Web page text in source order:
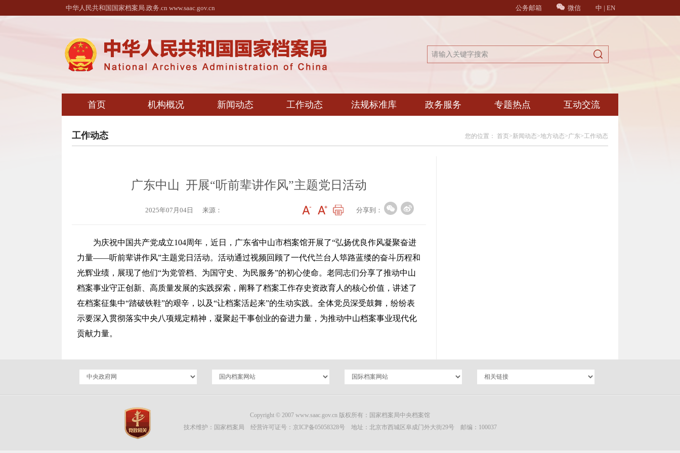
中华人民共和国国家档案局.政务.cn www.saac.gov.cn 公务邮箱 微信 中 | EN
首页 机构概况 新闻动态 工作动态 法规标准库 政务服务 专题热点 互动交流
您的位置： 首页>新闻动态>地方动态>广东>工作动态
工作动态
广东中山 开展“听前辈讲作风”主题党日活动
2025年07月04日 来源： 分享到：
为庆祝中国共产党成立104周年，近日，广东省中山市档案馆开展了“弘扬优良作风凝聚奋进
力量——听前辈讲作风”主题党日活动。活动通过视频回顾了一代代兰台人筚路蓝缕的奋斗历程和
光辉业绩，展现了他们“为党管档、为国守史、为民服务”的初心使命。老同志们分享了推动中山
档案事业守正创新、高质量发展的实践探索，阐释了档案工作存史资政育人的核心价值，讲述了
在档案征集中“踏破铁鞋”的艰辛，以及“让档案活起来”的生动实践。全体党员深受鼓舞，纷纷表
示要深入贯彻落实中央八项规定精神，凝聚起干事创业的奋进力量，为推动中山档案事业现代化
贡献力量。
Copyright © 2007 www.saac.gov.cn 版权所有：国家档案局中央档案馆
技术维护：国家档案局 经营许可证号： 京ICP备05058328号地址：北京市西城区阜成门外大街29号 邮编：100037